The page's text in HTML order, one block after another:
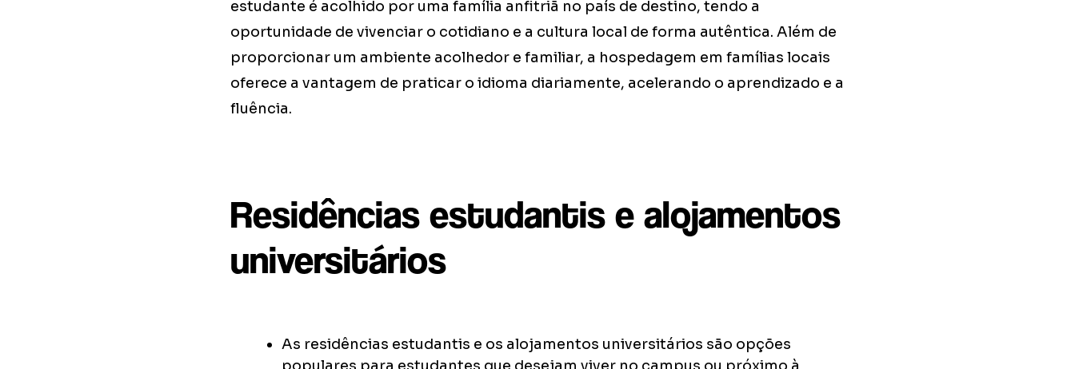
estudante é acolhido por uma família anfitriã no país de destino, tendo a
oportunidade de vivenciar o cotidiano e a cultura local de forma autêntica. Além de
proporcionar um ambiente acolhedor e familiar, a hospedagem em famílias locais
oferece a vantagem de praticar o idioma diariamente, acelerando o aprendizado e a
fluência.
Residências estudantis e alojamentos
universitários
As residências estudantis e os alojamentos universitários são opções